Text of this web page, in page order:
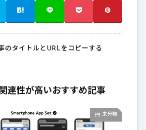
のタイトルとURLをコピーする
関連性が高いおすすめ記事
未分類